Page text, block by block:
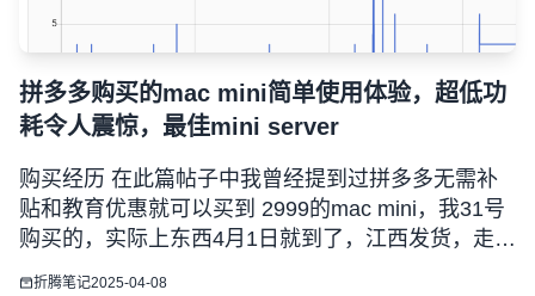
拼多多购买的mac mini简单使用体验，超低功
耗令人震惊，最佳mini server
购买经历 在此篇帖子中我曾经提到过拼多多无需补
贴和教育优惠就可以买到 2999的mac mini，我31号
购买的，实际上东西4月1日就到了，江西发货，走的
顺丰空运，目前作为服务器已经使用几天了，简单说
折腾笔记2025-04-08